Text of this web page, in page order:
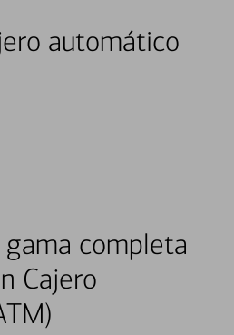
automático
gama completa
Cajero